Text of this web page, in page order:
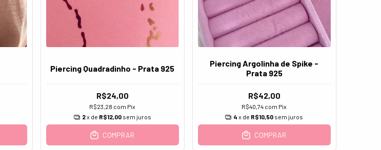
Piercing Quadradinho - Prata 925
R$24,00
R$23,28 com Pix
2x de R$12,00 sem juros
COMPRAR
Piercing Argolinha de Spike -
Prata 925
R$42,00
R$40,74 com Pix
4 x de R$10,50 sem juros
COMPRAR